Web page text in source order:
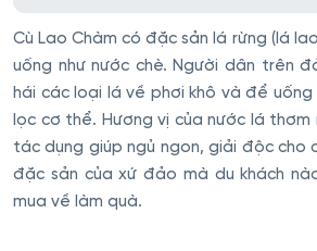
Cù Lao Chàm có đặc sản lá rừng (lá
uống như nước chè. Người dân trên
hái các loại lá về phơi khô và để
lọc cơ thể. Hương vị của nước lá
tác dụng giúp ngủ ngon, giải độc cho
đặc sản của xứ đảo mà du khách
mua về làm quà.